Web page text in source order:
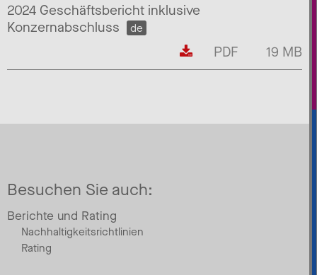
2024 Geschäftsbericht inklusive
Konzernabschluss
de
PDF 19 MB
Besuchen Sie auch:
Berichte und Rating
Nachhaltigkeitsrichtlinien
Rating